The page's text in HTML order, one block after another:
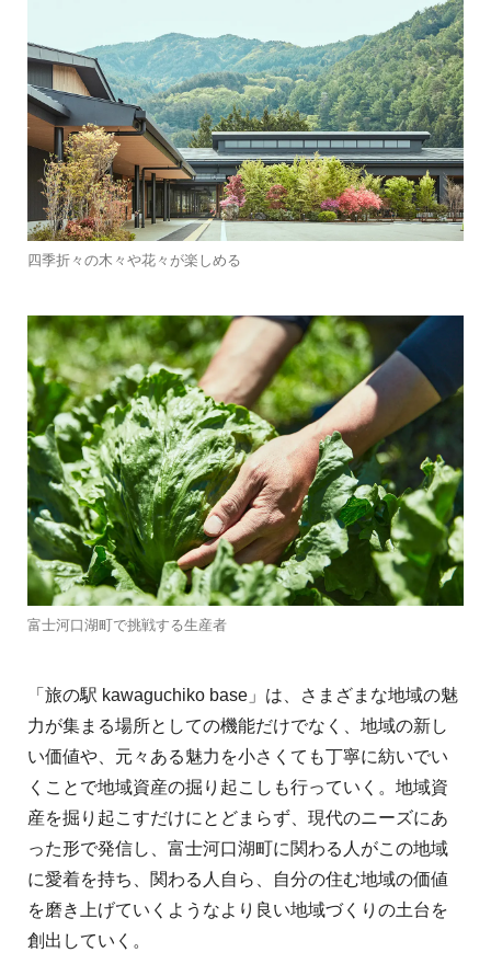
四季折々の木々や花々が楽しめる
富士河口湖町で挑戦する生産者
「旅の駅 kawaguchiko base」は、さまざまな地域の魅
力が集まる場所としての機能だけでなく、地域の新し
い価値や、元々ある魅力を小さくても丁寧に紡いでい
くことで地域資産の掘り起こしも行っていく。地域資
産を掘り起こすだけにとどまらず、現代のニーズにあ
った形で発信し、富士河口湖町に関わる人がこの地域
に愛着を持ち、関わる人自ら、自分の住む地域の価値
を磨き上げていくようなより良い地域づくりの土台を
創出していく。